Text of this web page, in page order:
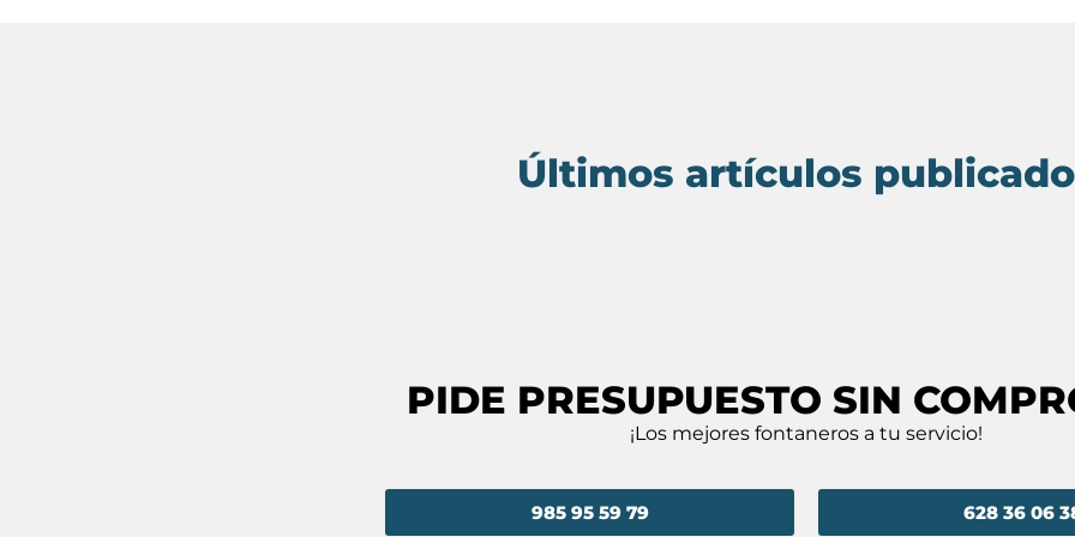
Últimos artículos
PIDE PRESUPUESTO SIN
¡Los mejores fontaneros a tu servicio!
628 36 06
985 95 59 79